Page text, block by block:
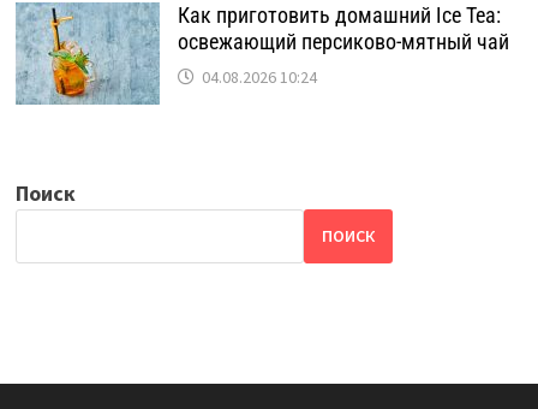
Как приготовить домашний Ice Tea:
освежающий персиково-мятный чай
04.08.2026 10:24
Поиск
ПОИСК